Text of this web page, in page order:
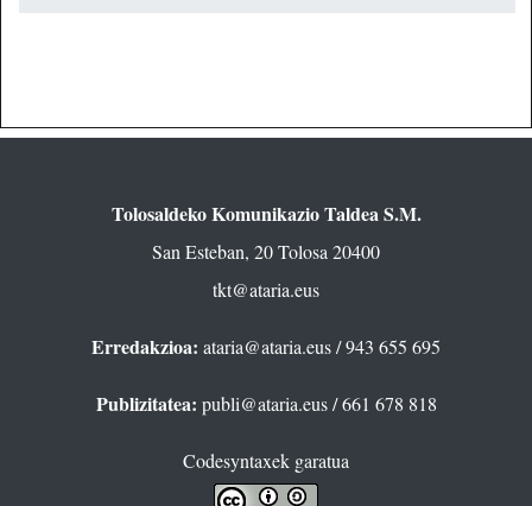
Tolosaldeko Komunikazio Taldea S.M.
San Esteban, 20 Tolosa 20400
tkt@ataria.eus
Erredakzioa: ataria@ataria.eus/ 943 655 695
Publizitatea: publi@ataria.eus/ 661 678 818
Codesyntaxek garatua